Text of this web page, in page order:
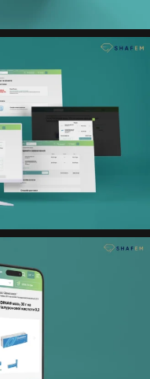
модального
включає всі
виробників,
розділи для
доступів в
магазин із
Платформа
спрощує обробку
надійну основу